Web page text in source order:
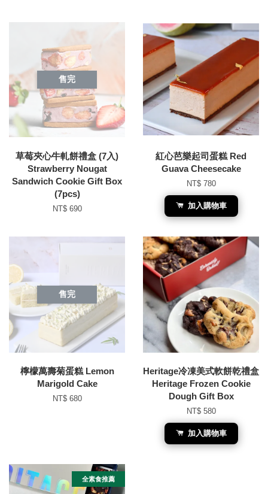
售完
草莓夾心牛軋餅禮盒 (7入)
Strawberry Nougat
Sandwich Cookie Gift Box
(7pcs)
NT$ 690
紅心芭樂起司蛋糕 Red
Guava Cheesecake
NT$ 780
加入購物車
售完
檸檬萬壽菊蛋糕 Lemon
Marigold Cake
NT$ 680
Heritage冷凍美式軟餅乾禮盒
Heritage Frozen Cookie
Dough Gift Box
NT$ 580
加入購物車
全素食推薦